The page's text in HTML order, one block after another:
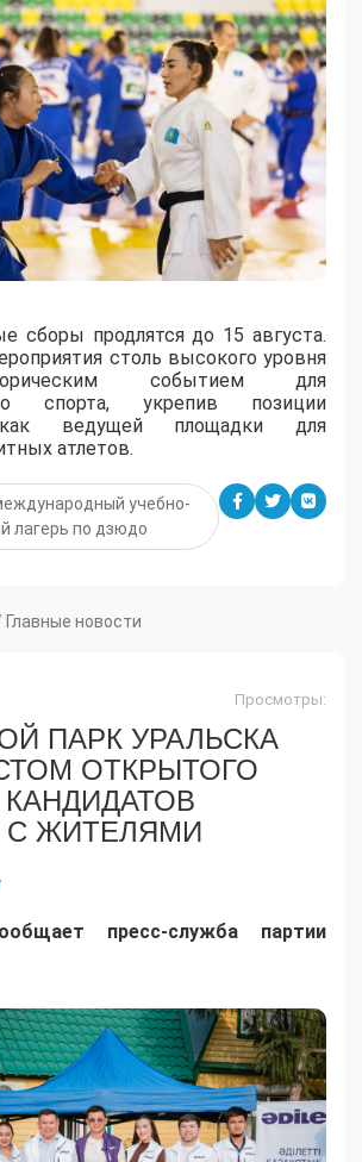
сборы продлятся до 15 августа.
столь высокого уровня
событием для
спорта, укрепив позиции
как ведущей площадки для
атлетов.
учебно-
лагерь по дзюдо
Главные новости
Просмотры:
ПАРК УРАЛЬСКА
ОТКРЫТОГО
С ЖИТЕЛЯМИ
пресс-служба партии